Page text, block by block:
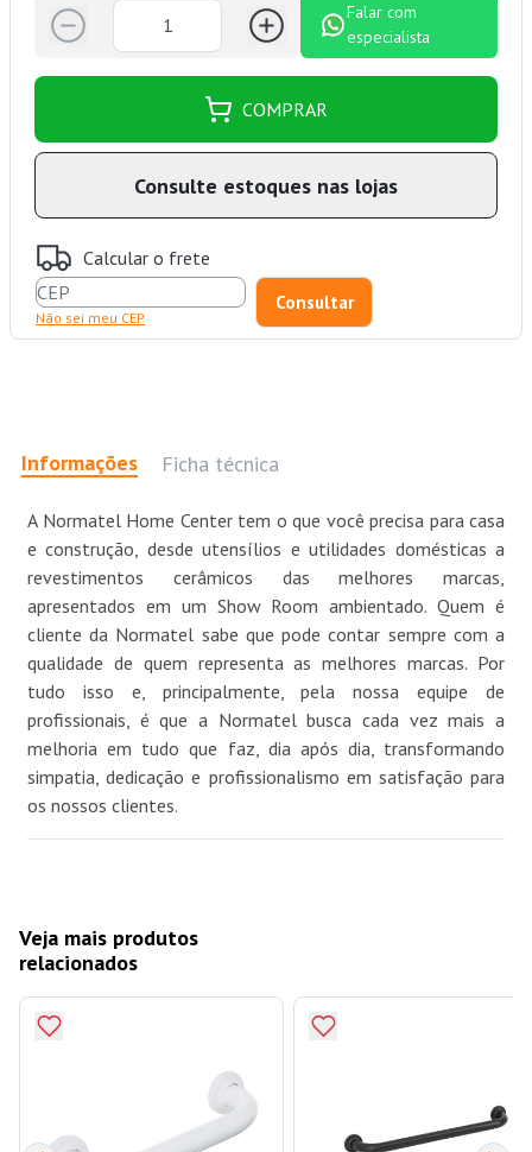
Falar com
especialista
COMPRAR
Consulte estoques nas lojas
Calcular o frete
Não sei meu CEP
Informações Ficha técnica
A Normatel Home Center tem o que você precisa para casa
e construção, desde utensílios e utilidades domésticas a
revestimentos cerâmicos das melhores marcas,
apresentados em um Show Room ambientado. Quem é
cliente da Normatel sabe que pode contar sempre com a
qualidade de quem representa as melhores marcas. Por
tudo isso e, principalmente, pela nossa equipe de
profissionais, é que a Normatel busca cada vez mais a
melhoria em tudo que faz, dia após dia, transformando
simpatia, dedicação e profissionalismo em satisfação para
os nossos clientes.
Veja mais produtos
relacionados